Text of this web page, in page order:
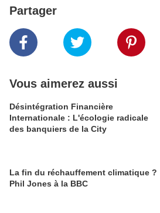
Partager
Vous aimerez aussi
Désintégration Financière
Internationale : L'écologie radicale
des banquiers de la City
La fin du réchauffement climatique ?
Phil Jones à la BBC